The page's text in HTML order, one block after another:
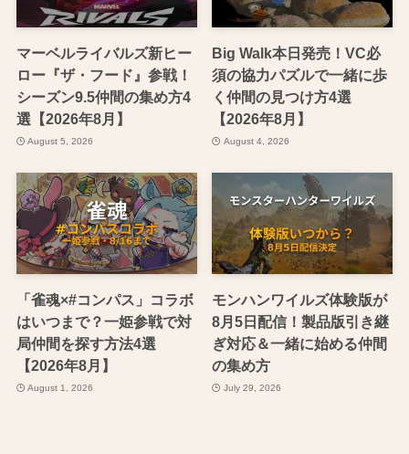
マーベルライバルズ新ヒー
ロー『ザ・フード』参戦！
シーズン9.5仲間の集め方4
選【2026年8月】
August 5, 2026
Big Walk本日発売！VC必
須の協力パズルで一緒に歩
く仲間の見つけ方4選
【2026年8月】
August 4, 2026
「雀魂×#コンパス」コラボ
はいつまで？一姫参戦で対
局仲間を探す方法4選
【2026年8月】
August 1, 2026
モンハンワイルズ体験版が
8月5日配信！製品版引き継
ぎ対応＆一緒に始める仲間
の集め方
July 29, 2026